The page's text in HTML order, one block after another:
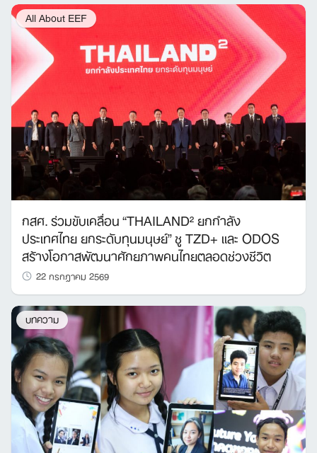
All About EEF
กสศ. ร่วมขับเคลื่อน “THAILAND² ยกกำลัง
ประเทศไทย ยกระดับทุนมนุษย์” ชู TZD+ และ ODOS
สร้างโอกาสพัฒนาศักยภาพคนไทยตลอดช่วงชีวิต
22 กรกฎาคม 2569
บทความ